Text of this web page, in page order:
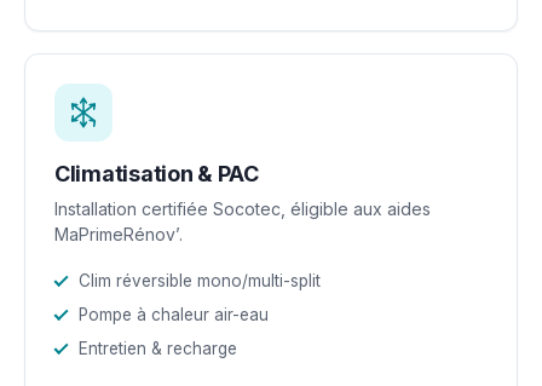
Climatisation & PAC
Installation certifiée Socotec, éligible aux aides
MaPrimeRénov’.
Clim réversible mono/multi-split
Pompe à chaleur air-eau
Entretien & recharge